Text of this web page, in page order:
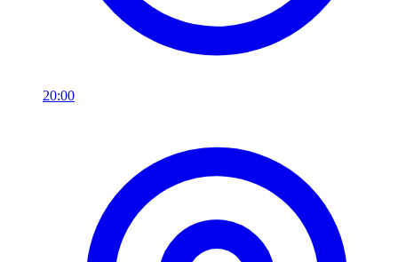
20:00